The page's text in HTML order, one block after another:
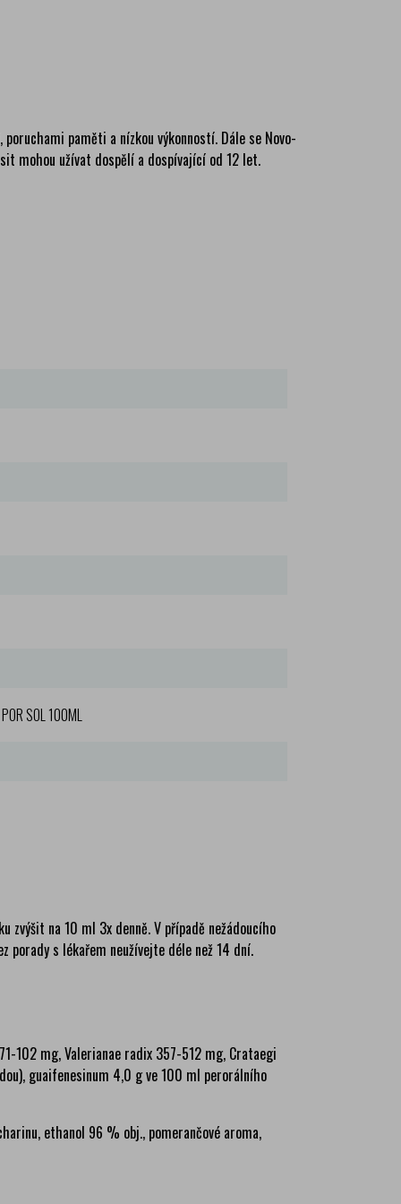
paměti a nízkou výkonností. Dále se Novo-
mohou užívat dospělí a dospívající od 12 let.
SOL 100ML
zvýšit na 10 ml 3x denně. V případě nežádoucího
porady s lékařem neužívejte déle než 14 dní.
102 mg, Valerianae radix 357-512 mg, Crataegi
guaifenesinum 4,0 g ve 100 ml perorálního
ethanol 96 % obj., pomerančové aroma,